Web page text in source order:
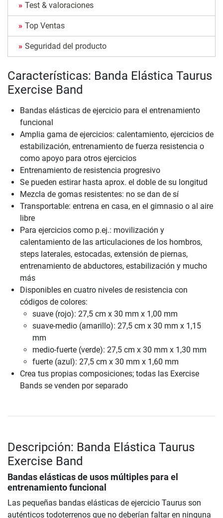
Test & valoraciones
Top Ventas
Seguridad del producto
Características: Banda Elástica Taurus
Exercise Band
Bandas elásticas de ejercicio para el entrenamiento
funcional
Amplia gama de ejercicios: calentamiento, ejercicios de
estabilización, entrenamiento de fuerza resistencia o
como apoyo para otros ejercicios
Entrenamiento de resistencia progresivo
Se pueden estirar hasta aprox. el doble de su longitud
Mezcla de gomas resistentes: no se dan de sí
Transportable: entrena en casa, en el gimnasio o al aire
libre
Para ejercicios como p.ej.: movilización y
calentamiento de las articulaciones de los hombros,
steps laterales, estocadas, extensión de piernas,
entrenamiento de abductores, estabilización y mucho
más
Disponibles en cuatro niveles de resistencia con
códigos de colores:
suave (rojo): 27,5 cm x 30 mm x 1,00 mm
suave-medio (amarillo): 27,5 cm x 30 mm x 1,15
mm
medio-fuerte (verde): 27,5 cm x 30 mm x 1,30 mm
fuerte (azul): 27,5 cm x 30 mm x 1,60 mm
Crea tus propias composiciones; todas las Exercise
Bands se venden por separado
Descripción: Banda Elástica Taurus
Exercise Band
Bandas elásticas de usos múltiples para el
entrenamiento funcional
Las pequeñas bandas elásticas de ejercicio Taurus son
auténticos todoterrenos que no deberían faltar en ninguna